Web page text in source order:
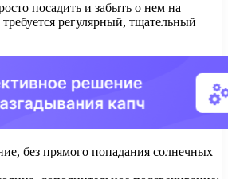
посадить и забыть о нем на
регулярный, тщательный
без прямого попадания солнечных